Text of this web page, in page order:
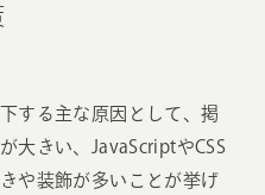
する主な原因として、掲
大きい、JavaScriptやCSS
や装飾が多いことが挙げ